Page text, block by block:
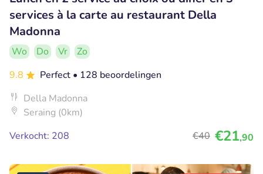
services à la carte au restaurant Della
Madonna
Wo Do Vr
Zo
9.8
Perfect • 128 beoordelingen
Della Madonna
Seraing (0km)
Verkocht: 208
€40 €21,90